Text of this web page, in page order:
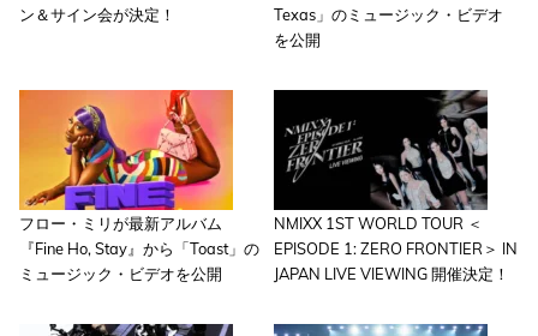
ン＆サイン会が決定！
Texas」のミュージック・ビデオ
を公開
フロー・ミリが最新アルバム
『Fine Ho, Stay』から「Toast」の
ミュージック・ビデオを公開
NMIXX 1ST WORLD TOUR ＜
EPISODE 1: ZERO FRONTIER＞ IN
JAPAN LIVE VIEWING 開催決定！